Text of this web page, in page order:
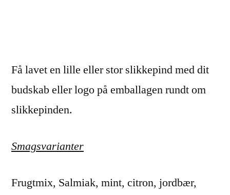
Få lavet en lille eller stor slikkepind med dit
budskab eller logo på emballagen rundt om
slikkepinden.
Smagsvarianter
Frugtmix, Salmiak, mint, citron, jordbær,